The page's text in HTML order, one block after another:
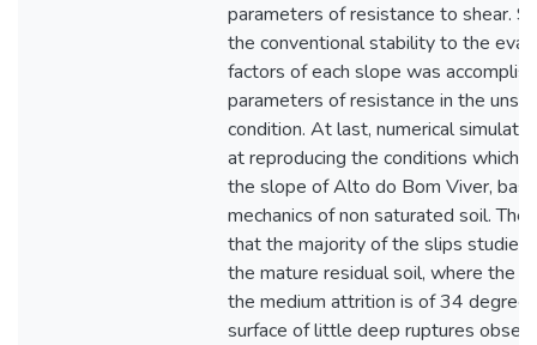
parameters of resistance to shear.
the conventional stability to the
factors of each slope was
parameters of resistance in the
condition. At last, numerical
at reproducing the conditions which
the slope of Alto do Bom Viver,
mechanics of non saturated soil.
that the majority of the slips studied
the mature residual soil, where the
the medium attrition is of 34
surface of little deep ruptures